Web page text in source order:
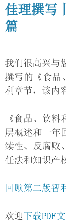
佳理撰写
篇
我们很高兴
撰写的《食品
利章节，该内
《食品、饮
层概述和一年
续性、反腐败
任法和知识产
回顾第二版智
欢迎下载PDF